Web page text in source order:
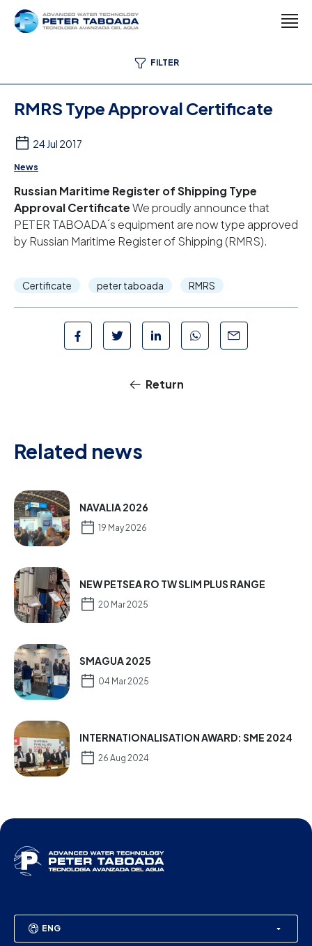
FILTER
RMRS Type Approval Certificate
24 Jul 2017
News
Russian Maritime Register of Shipping Type
Approval CertificateWe proudly announce that
PETER TABOADA´s equipment are now type approved
by Russian Maritime Register of Shipping (RMRS).
Certificate peter taboada RMRS
Return
Related news
NAVALIA 2026
19 May 2026
NEW PETSEA RO TW SLIM PLUS RANGE
20 Mar 2025
SMAGUA 2025
04 Mar 2025
INTERNATIONALISATION AWARD: SME 2024
26 Aug 2024
ENG